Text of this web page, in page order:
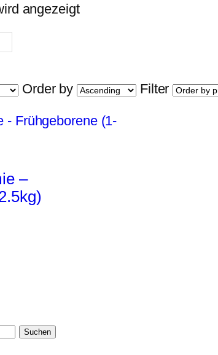
angezeigt
Order by Filter
–